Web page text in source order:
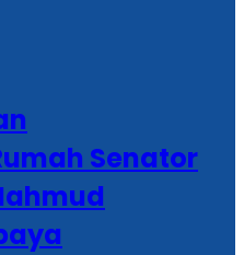
Senator